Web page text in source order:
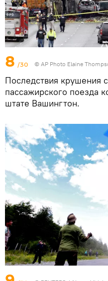
8 /30 © AP Photo Elaine
Последствия крушения
пассажирского поезда
штате Вашингтон.